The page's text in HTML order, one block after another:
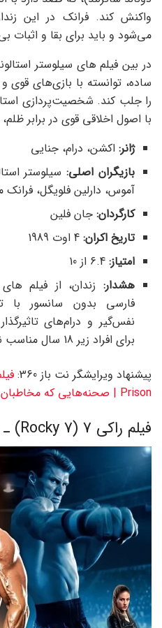
واکنش کند. فرانک در این
می‌شود و باید برای بقا و اثبات
در بین فیلم های سیلوستر
ساده، توانسته با بازی‌های قوی
را جلب کند. شخصیت‌پردازی
با اصول اخلاقی قوی در برابر
ژانر: اکشن، درام، جنایی
بازیگران اصلی:سیلوستر
آموس، دارلین فلویگل،
کارگردان: جان فلین
تاریخ اکران:
امتیاز: 6.4 از 10
هشدار: زندان، از فیلم
فارسی بدون سانسور
نفس‌گیر و درام‌های
برای افراد زیر 18 سال مناسب نیست.
پیشنهاد ویرایشگر نت باز 360:
Prison | صحنه‌هایی که مخاطبان را شوکه کرد
فیلم راکی 7 (Rocky 7) ـ نامشخص